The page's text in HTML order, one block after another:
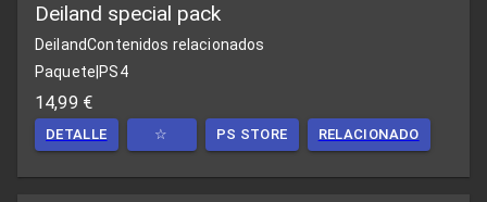
Deiland special pack
DeilandContenidos relacionados
Paquete PS4
14,99 €
DETALLE ☆ PS STORE RELACIONADO